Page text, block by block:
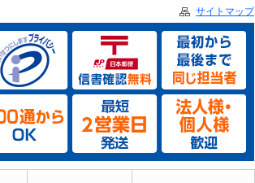
サイトマップ